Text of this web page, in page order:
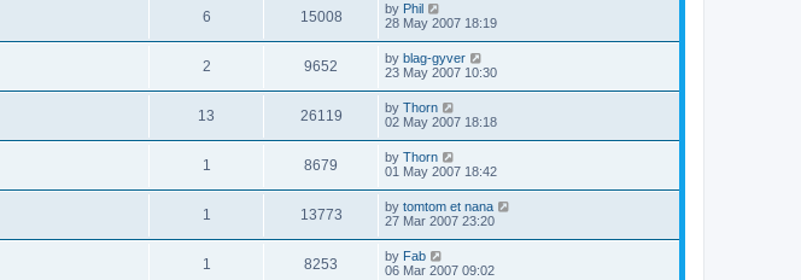
6 15008 by Phil
28 May 2007 18:19
2 9652 by blag-gyver
23 May 2007 10:30
13 26119 by Thorn
02 May 2007 18:18
1 8679 by Thorn
01 May 2007 18:42
1 13773 by tomtom et nana
27 Mar 2007 23:20
1 8253 by Fab
06 Mar 2007 09:02